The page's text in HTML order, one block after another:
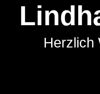
Herzlich